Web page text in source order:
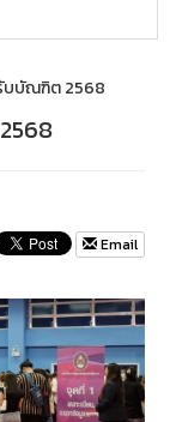
บบัณฑิต 2568
Email